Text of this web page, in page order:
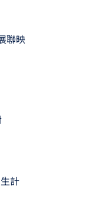
聯映
計